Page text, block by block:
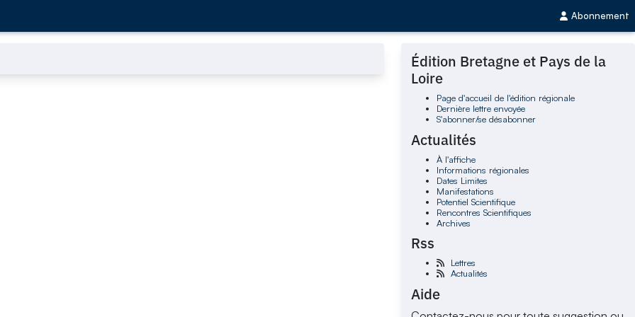
Abonnement
Édition Bretagne et Pays de la
Loire
Page d'accueil de l'édition régionale
Dernière lettre envoyée
S'abonner/se désabonner
Actualités
À l'affiche
Informations régionales
Dates Limites
Manifestations
Potentiel Scientifique
Rencontres Scientifiques
Archives
Rss
Lettres
Actualités
Aide